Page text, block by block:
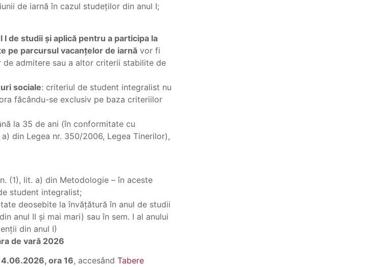
de iarnă în cazul studeților din anul I;
de studii şi aplică pentru a participa la
pe parcursul vacanţelor de iarnă vor fi
admitere sau a altor criterii stabilite de
sociale: criteriul de student integralist nu
făcându-se exclusiv pe baza criteriilor
la 35 de ani (în conformitate cu
din Legea nr. 350/2006, Legea Tinerilor),
(1), lit. a) din Metodologie – în aceste
student integralist;
deosebite la învățătură în anul de studii
anul II și mai mari) sau în sem. I al anului
din anul I)
de vară 2026
ora 16, accesând Tabere